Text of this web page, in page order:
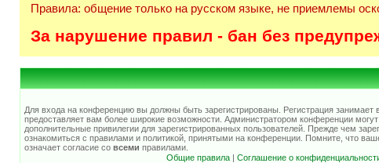
Правила: общение только на русском языке, не приемлемы
За нарушение правил - бан без
Для входа на конференцию вы должны быть зарегистрированы. Регистрация занимает
предоставляет вам более широкие возможности. Администратором конференции
дополнительные привилегии для зарегистрированных пользователей. Прежде чем
ознакомиться с правилами и политикой, принятыми на конференции. Помните, что
означает согласие со всеми правилами.
Общие правила| Соглашение о